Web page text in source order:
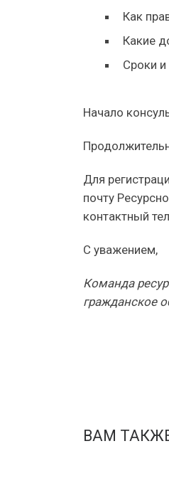
Как
Какие
Сроки и
Начало
Для
почту
контактный
С уважением,
Команда
гражданское
ВАМ